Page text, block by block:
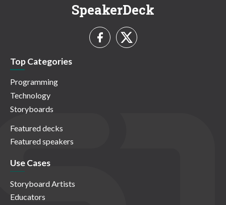
SpeakerDeck
Top Categories
Programming
Technology
Storyboards
Featured decks
Featured speakers
Use Cases
Storyboard Artists
Educators